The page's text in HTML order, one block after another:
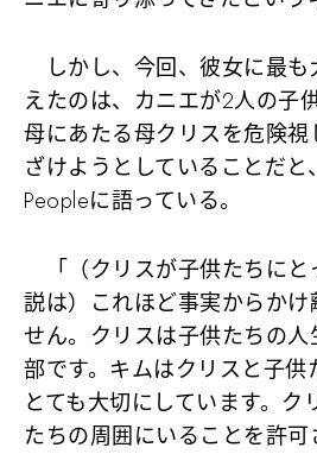
しかし、今回、彼女に最も
えたのは、カニエが2人の子
母にあたる母クリスを危険
ざけようとしていることだ
Peopleに語っている。
「（クリスが子供たちにと
説は）これほど事実からか
せん。クリスは子供たちの
部です。キムはクリスと子供
とても大切にしています。
たちの周囲にいることを許可